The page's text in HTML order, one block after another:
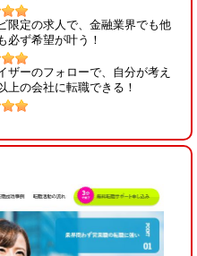
限定の求人で、金融業界でも他
必ず希望が叶う！
ザーのフォローで、自分が考え
上の会社に転職できる！